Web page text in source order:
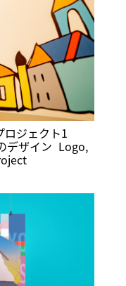
ロジェクト1
デザイン Logo,